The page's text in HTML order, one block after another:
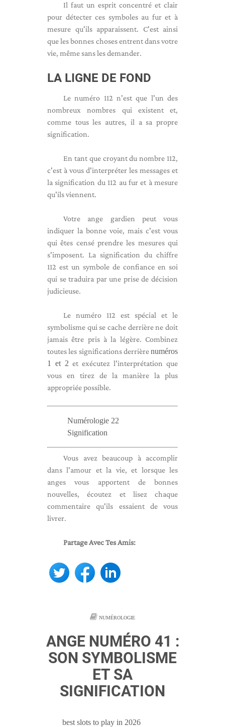
Il faut un esprit concentré et clair
pour détecter ces symboles au fur et à
mesure qu'ils apparaissent. C'est ainsi
que les bonnes choses entrent dans votre
vie, même sans les demander.
LA LIGNE DE FOND
Le numéro 112 n'est que l'un des
nombreux nombres qui existent et,
comme tous les autres, il a sa propre
signification.
En tant que croyant du nombre 112,
c'est à vous d'interpréter les messages et
la signification du 112 au fur et à mesure
qu'ils viennent.
Votre ange gardien peut vous
indiquer la bonne voie, mais c'est vous
qui êtes censé prendre les mesures qui
s'imposent. La signification du chiffre
112 est un symbole de confiance en soi
qui se traduira par une prise de décision
judicieuse.
Le numéro 112 est spécial et le
symbolisme qui se cache derrière ne doit
jamais être pris à la légère. Combinez
toutes les significations derrièrenuméros
1 et 2 et exécutez l'interprétation que
vous en tirez de la manière la plus
appropriée possible.
Numérologie 22
Signification
Vous avez beaucoup à accomplir
dans l'amour et la vie, et lorsque les
anges vous apportent de bonnes
nouvelles, écoutez et lisez chaque
commentaire qu'ils essaient de vous
livrer.
Partage Avec Tes Amis:
NUMÉROLOGIE
ANGE NUMÉRO 41 :
SON SYMBOLISME
ET SA
SIGNIFICATION
best slots to play in 2026